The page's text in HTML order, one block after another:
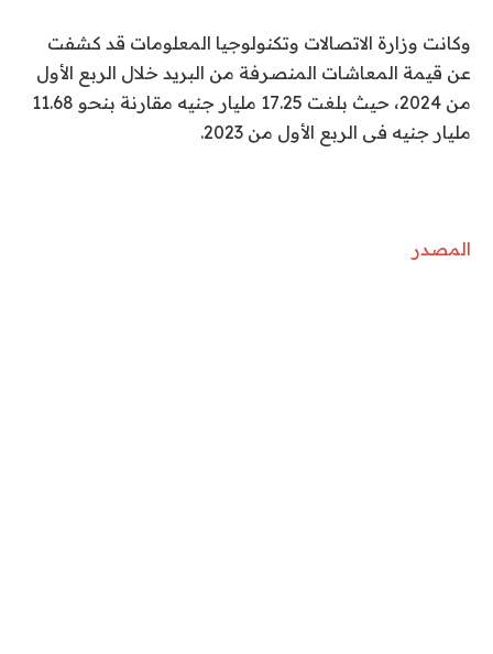
وكانت وزارة الاتصالات وتكنولوجيا المعلومات قد كشفت
عن قيمة المعاشات المنصرفة من البريد خلال الربع الأول
من 2024، حيث بلغت 17.25 مليار جنيه مقارنة بنحو 11.68
مليار جنيه فى الربع الأول من 2023.
المصدر